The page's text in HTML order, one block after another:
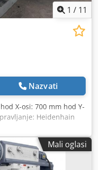
1 / 11
Nazvati
X-osi: 700 mm hod Y-
Heidenhain
Vertikalni izvlakač
lijevo i desno:
40 - 1.600 o/min Izmak
stola: 1.050 x 627 mm
Mali oglasi